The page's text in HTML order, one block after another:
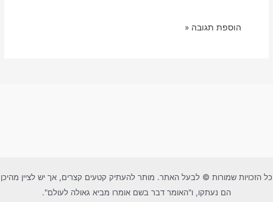
כל הזכויות שמורות © לבעל האתר. מותר להעתיק קטעים קצרים, אך יש לציין מהיכן
הם נעתקו, ו"האומר דבר בשם אומרו מביא גאולה לעולם".